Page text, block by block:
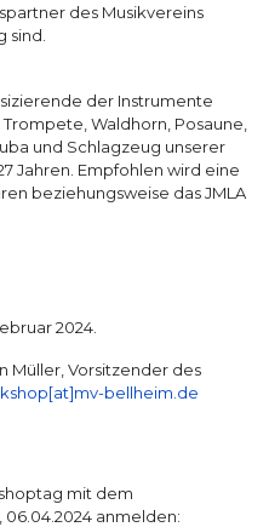
des Musikvereins
sind.
der Instrumente
Waldhorn, Posaune,
und Schlagzeug unserer
Jahren. Empfohlen wird eine
beziehungsweise das JMLA
2024.
Müller, Vorsitzender des
bellheim.de
mit dem
anmelden: